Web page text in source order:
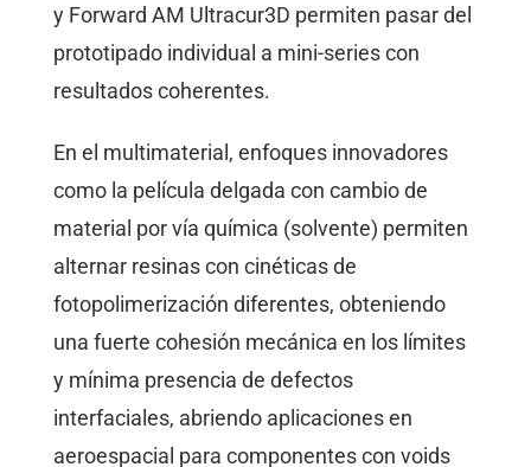
y Forward AM Ultracur3D permiten pasar del
prototipado individual a mini-series con
resultados coherentes.
En el multimaterial, enfoques innovadores
como la película delgada con cambio de
material por vía química (solvente) permiten
alternar resinas con cinéticas de
fotopolimerización diferentes, obteniendo
una fuerte cohesión mecánica en los límites
y mínima presencia de defectos
interfaciales, abriendo aplicaciones en
aeroespacial para componentes con voids